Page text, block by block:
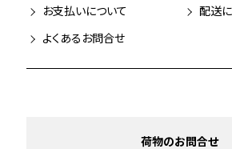
お支払いについて 配送
よくあるお問合せ
荷物のお問合せ